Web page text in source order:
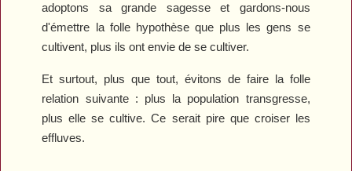
adoptons sa grande sagesse et gardons-nous
d'émettre la folle hypothèse que plus les gens se
cultivent, plus ils ont envie de se cultiver.
Et surtout, plus que tout, évitons de faire la folle
relation suivante : plus la population transgresse,
plus elle se cultive. Ce serait pire que croiser les
effluves.